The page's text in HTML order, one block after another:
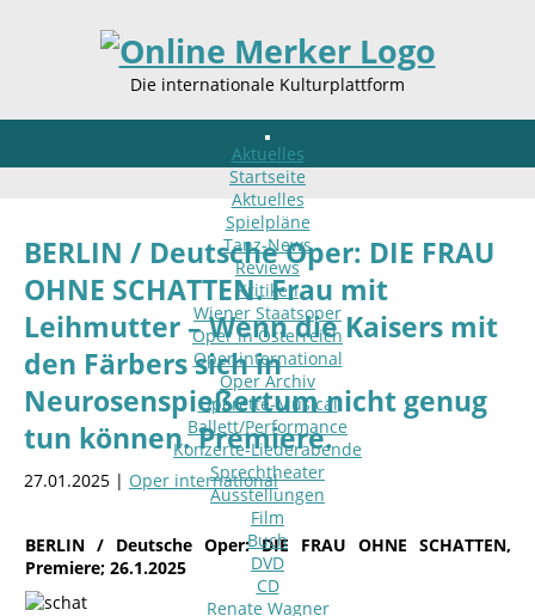
Die internationale Kulturplattform
Aktuelles
Startseite
Aktuelles
Spielpläne
Tanz-News
Reviews
Kritiken
Wiener Staatsoper
Oper in Österreich
Oper international
Oper Archiv
Operette-Musical
Ballett/Performance
Konzerte-Liederabende
Sprechtheater
Ausstellungen
Film
Buch
DVD
CD
Renate Wagner
BERLIN / Deutsche Oper: DIE FRAU
OHNE SCHATTEN. Frau mit
Leihmutter – Wenn die Kaisers mit
den Färbers sich in
Neurosenspießertum nicht genug
tun können. Premiere.
27.01.2025 | Oper international
BERLIN / Deutsche Oper: DIE FRAU OHNE SCHATTEN,
Premiere; 26.1.2025